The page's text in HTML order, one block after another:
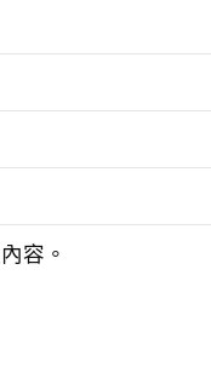
容。